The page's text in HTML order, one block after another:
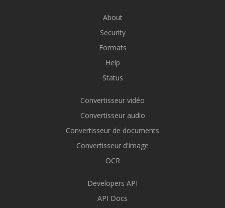
About
Security
Formats
Help
Status
Convertisseur vidéo
Convertisseur audio
Convertisseur de documents
Convertisseur d'image
OCR
Developers API
API Docs